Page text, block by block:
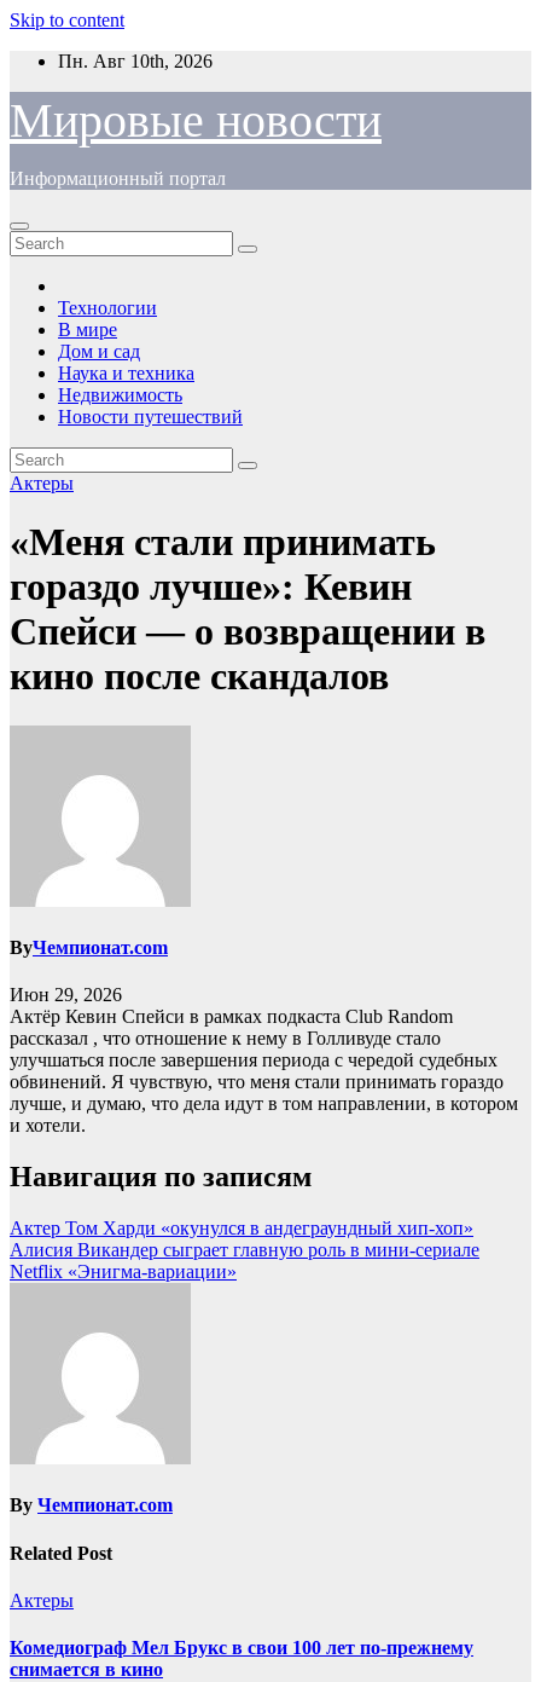
Skip to content
Пн. Авг 10th, 2026
Мировые новости
Информационный портал
Технологии
В мире
Дом и сад
Наука и техника
Недвижимость
Новости путешествий
Актеры
«Меня стали принимать
гораздо лучше»: Кевин
Спейси — о возвращении в
кино после скандалов
ByЧемпионат.com
Июн 29, 2026
Актёр Кевин Спейси в рамках подкаста Club Random
рассказал , что отношение к нему в Голливуде стало
улучшаться после завершения периода с чередой судебных
обвинений. Я чувствую, что меня стали принимать гораздо
лучше, и думаю, что дела идут в том направлении, в котором
и хотели.
Навигация по записям
Актер Том Харди «окунулся в андеграундный хип-хоп»
Алисия Викандер сыграет главную роль в мини-сериале
Netflix «Энигма-вариации»
By Чемпионат.com
Related Post
Актеры
Комедиограф Мел Брукс в свои 100 лет по-прежнему
снимается в кино